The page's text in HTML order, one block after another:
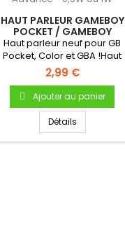
HAUT PARLEUR GAMEBOY
POCKET / GAMEBOY
COLOR / ADVANCE - 0,5W
OU 1W
Haut parleur neuf pour GB
Pocket, Color et GBA !Haut
parleur (enceinte)...
2,99 €
Ajouter au panier
Détails